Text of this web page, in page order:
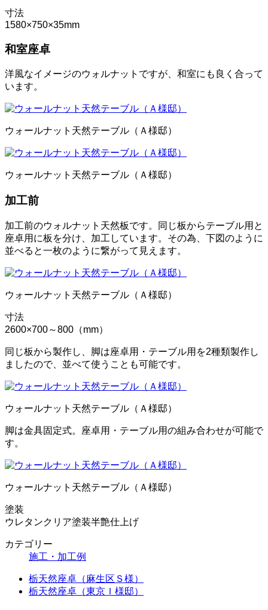
寸法
1580×750×35mm
和室座卓
洋風なイメージのウォルナットですが、和室にも良く合って
います。
ウォールナット天然テーブル（Ａ様邸）
ウォールナット天然テーブル（Ａ様邸）
加工前
加工前のウォルナット天然板です。同じ板からテーブル用と
座卓用に板を分け、加工しています。その為、下図のように
並べると一枚のように繋がって見えます。
ウォールナット天然テーブル（Ａ様邸）
寸法
2600×700～800（mm）
同じ板から製作し、脚は座卓用・テーブル用を2種類製作し
ましたので、並べて使うことも可能です。
ウォールナット天然テーブル（Ａ様邸）
脚は金具固定式。座卓用・テーブル用の組み合わせが可能で
す。
ウォールナット天然テーブル（Ａ様邸）
塗装
ウレタンクリア塗装半艶仕上げ
カテゴリー
施工・加工例
栃天然座卓（麻生区Ｓ様）
栃天然座卓（東京Ｉ様邸）